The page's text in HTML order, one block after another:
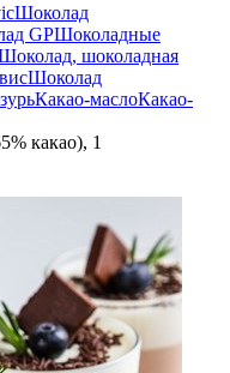
Шоколад
GPШоколадные
шоколадная
Шоколад
Какао-маслоКакао-
какао), 1